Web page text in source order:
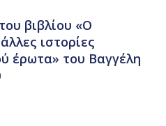
βιβλίου «Ο
ιστορίες
έρωτα» του Βαγγέλη